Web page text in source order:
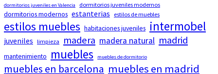
dormitorios juveniles en Valencia dormitorios juveniles modernos
dormitorios modernos estanterias estilos de muebles
estilos muebles habitaciones juveniles intermobel
juveniles limpieza madera madera natural madrid
mantenimiento muebles muebles de dormitorio
muebles en barcelona muebles en madrid